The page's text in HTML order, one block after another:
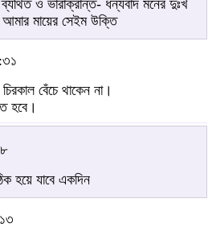
ও ভারাক্রান্ত- ধন্যবাদ মনের দুঃখ
মায়ের সেইম উক্তি
বেঁচে থাকেন না।
হবে।
হয়ে যাবে একদিন